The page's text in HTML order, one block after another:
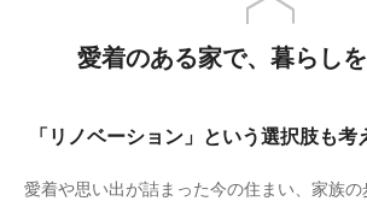
愛着のある家で、暮らしを
「リノベーション」という選択肢も考
愛着や思い出が詰まった今の住まい、家族